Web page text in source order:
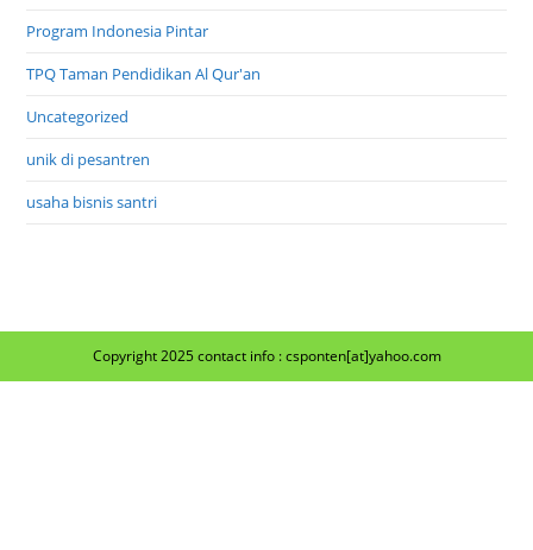
Program Indonesia Pintar
TPQ Taman Pendidikan Al Qur'an
Uncategorized
unik di pesantren
usaha bisnis santri
Copyright 2025 contact info : csponten[at]yahoo.com